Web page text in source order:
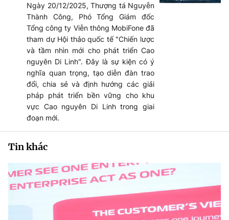
Ngày 20/12/2025, Thượng tá Nguyễn
Thành Công, Phó Tổng Giám đốc
Tổng công ty Viễn thông MobiFone đã
tham dự Hội thảo quốc tế "Chiến lược
và tầm nhìn mới cho phát triển Cao
nguyên Di Linh". Đây là sự kiện có ý
nghĩa quan trọng, tạo diễn đàn trao
đổi, chia sẻ và định hướng các giải
pháp phát triển bền vững cho khu
vực Cao nguyên Di Linh trong giai
đoạn mới.
Tin khác